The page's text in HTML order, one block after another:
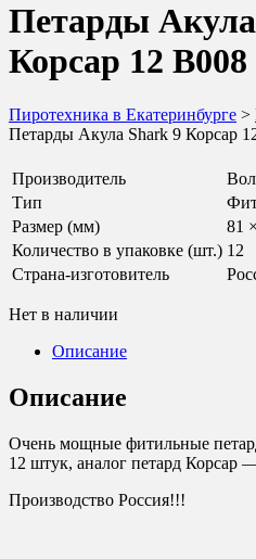
Петарды
Корсар 12
Пиротехника в Екатеринбурге >
Петарды Акула Shark 9 Корсар
Производитель
Тип
Рaзмeр (мм)
81
Количество в упаковке (шт.) 12
Страна-изготовитель
Нет в наличии
Описание
Описание
Очень мощные фитильные
12 штук, аналог петард Корсар
Производство Россия!!!